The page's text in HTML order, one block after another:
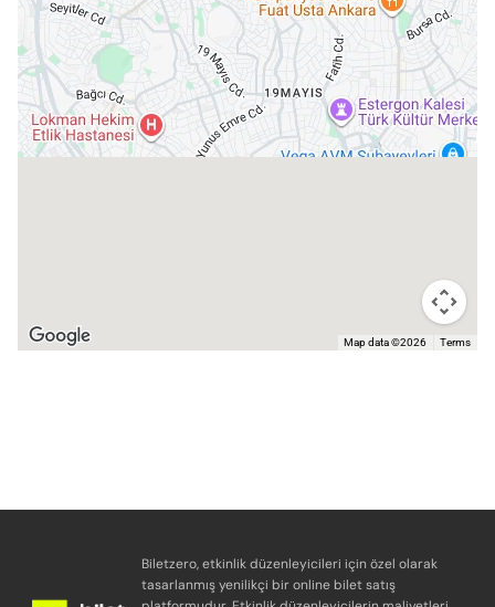
Map data ©2026 Terms
Biletzero, etkinlik düzenleyicileri için özel olarak
tasarlanmış yenilikçi bir online bilet satış